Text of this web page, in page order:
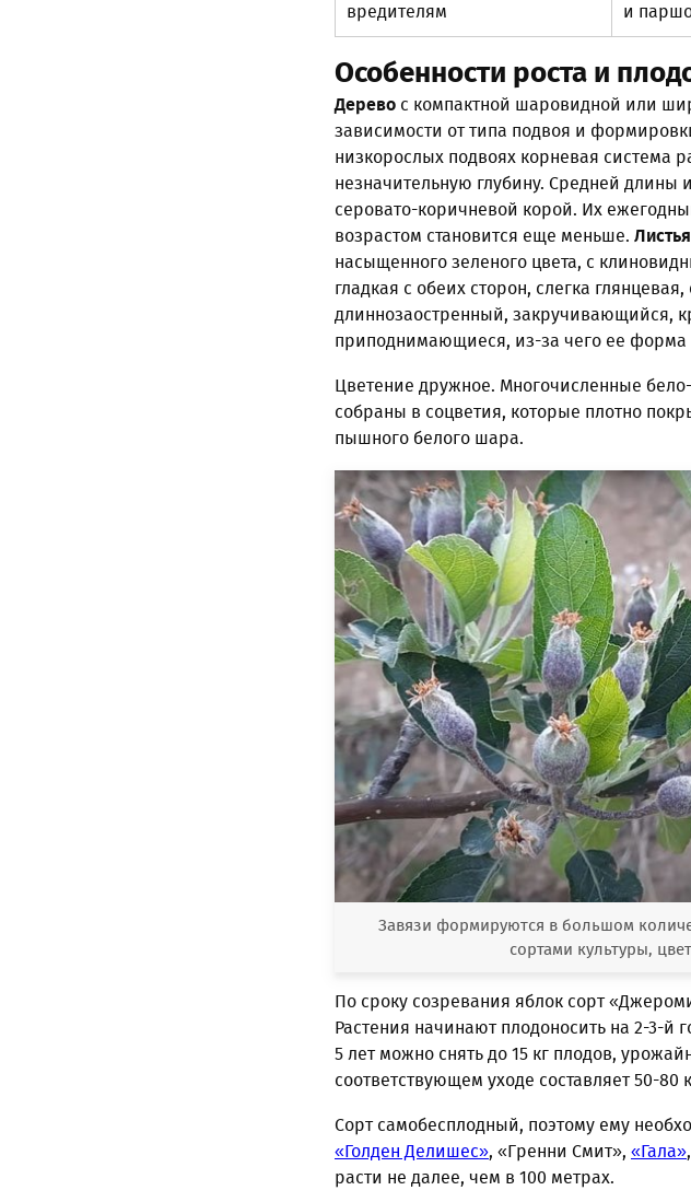
вредителям
и
Особенности роста и
Дерево с компактной шаровидной или
зависимости от типа подвоя и
низкорослых подвоях корневая система
незначительную глубину. Средней длины
серовато-коричневой корой. Их
возрастом становится еще меньше. Листья
насыщенного зеленого цвета, с
гладкая с обеих сторон, слегка
длиннозаостренный, закручивающийся,
приподнимающиеся, из-за чего ее форма
Цветение дружное. Многочисленные
собраны в соцветия, которые плотно
пышного белого шара.
Завязи формируются в большом
сортами культуры,
По сроку созревания яблок сорт
Растения начинают плодоносить на 2-3-й
5 лет можно снять до 15 кг плодов,
соответствующем уходе составляет 50-80
Сорт самобесплодный, поэтому ему
«Голден Делишес», «Гренни Смит», «Гала»,
расти не далее, чем в 100 метрах.